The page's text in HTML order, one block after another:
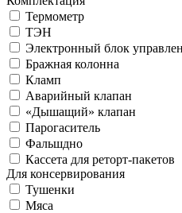
Термометр
ТЭН
Электронный блок
Бражная колонна
Кламп
Аварийный клапан
«Дышащий» клапан
Парогаситель
Фальшдно
Кассета для реторт-пакетов
Для консервирования
Тушенки
Мяса